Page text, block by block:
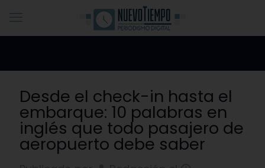
Desde el check-in hasta el
embarque: 10 palabras en
inglés que todo pasajero de
aeropuerto debe saber